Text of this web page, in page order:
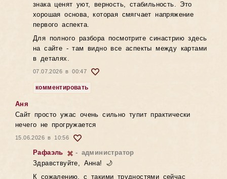
знака ценят уют, верность, стабильность. Это
хорошая основа, которая смягчает напряжение
первого аспекта.
Для полного разбора посмотрите синастрию здесь
на сайте - там видно все аспекты между картами
в деталях.
07.07.2026 в 00:47
комментировать
Аня
Сайт просто ужас очень сильно тупит практически
нечего не прогружается
15.06.2026 в 10:56
Рафаэль
- администратор
Здравствуйте, Анна! 🌙
К сожалению, с такими трудностями сейчас